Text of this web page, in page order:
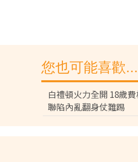
您也可能喜歡...
白禮頓火力全開 18歲
聯陷內亂翻身仗難踢